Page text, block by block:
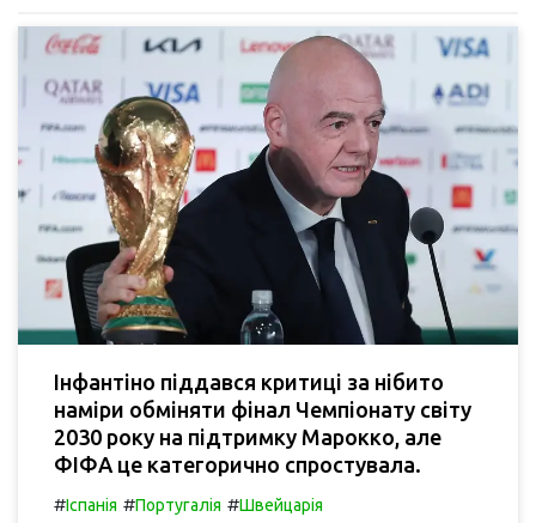
Інфантіно піддався критиці за нібито
наміри обміняти фінал Чемпіонату світу
2030 року на підтримку Марокко, але
ФІФА це категорично спростувала.
#Іспанія #Португалія #Швейцарія